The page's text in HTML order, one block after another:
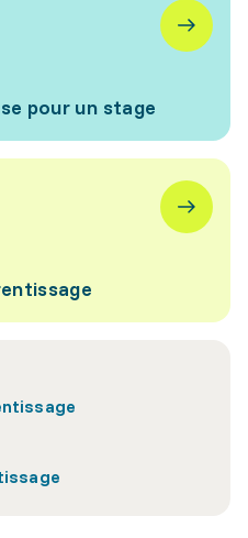
pour un stage